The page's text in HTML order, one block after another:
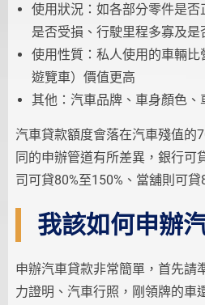
使用狀況：如各部分零件是否
是否受損、行駛里程多寡及是
使用性質：私人使用的車輛比
遊覽車）價值更高
其他：汽車品牌、車身顏色
汽車貸款額度會落在汽車殘值的
同的申辦管道有所差異，銀行可
司可貸80%至150%、當舖則可貸
我該如何申辦
申辦汽車貸款非常簡單，首先請
力證明、汽車行照，剛領牌的車